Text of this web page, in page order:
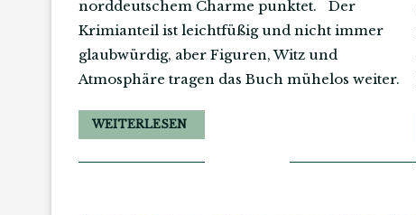
norddeutschem Charme punktet. Der
Krimianteil ist leichtfüßig und nicht immer
glaubwürdig, aber Figuren, Witz und
Atmosphäre tragen das Buch mühelos weiter.
WEITERLESEN